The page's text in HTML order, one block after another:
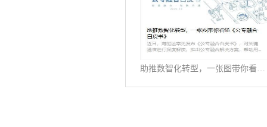
助推数智化转型，一张图带你看懂《公专融合白皮书》